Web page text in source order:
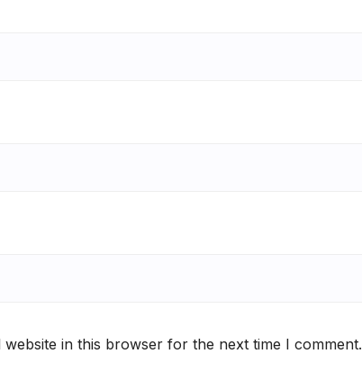
website in this browser for the next time I comment.